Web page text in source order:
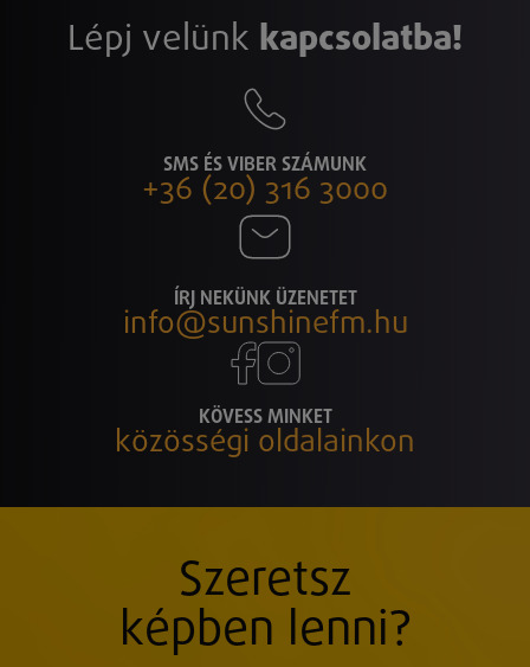
Lépj velünk kapcsolatba!
SMS ÉS VIBER SZÁMUNK
+36 (20) 316 3000
ÍRJ NEKÜNK ÜZENETET
info@sunshinefm.hu
KÖVESS MINKET
közösségi oldalainkon
Szeretsz
képben lenni?